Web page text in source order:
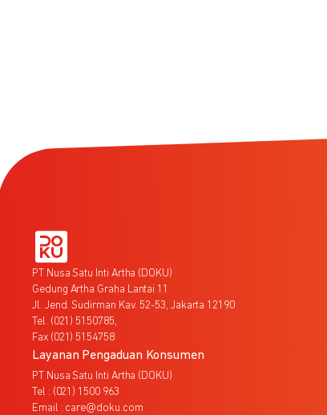
PT Nusa Satu Inti Artha (DOKU)
Gedung Artha Graha Lantai 11
Jl. Jend. Sudirman Kav. 52-53, Jakarta 12190
Tel. (021) 5150785,
Fax (021) 5154758
Layanan Pengaduan Konsumen
PT Nusa Satu Inti Artha (DOKU)
Tel : (021) 1500 963
Email : care@doku.com